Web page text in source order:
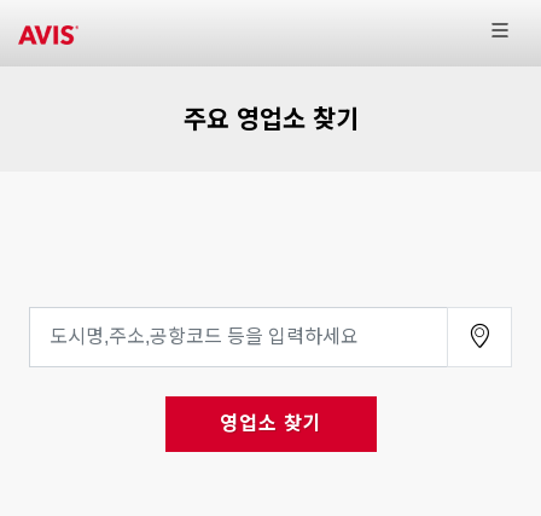
주요 영업소 찾기
영업소 찾기